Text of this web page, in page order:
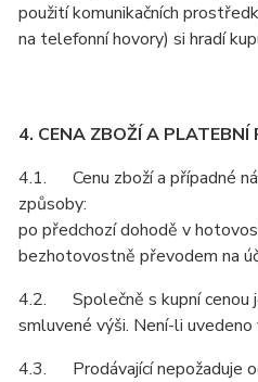
použití komunikačních
na telefonní hovory) si hradí
4. CENA ZBOŽÍ A PLATEBNÍ
4.1. Cenu zboží a případné
způsoby:
po předchozí dohodě v
bezhotovostně převodem na
4.2. Společně s kupní cenou
smluvené výši. Není-li
4.3. Prodávající nepožaduje